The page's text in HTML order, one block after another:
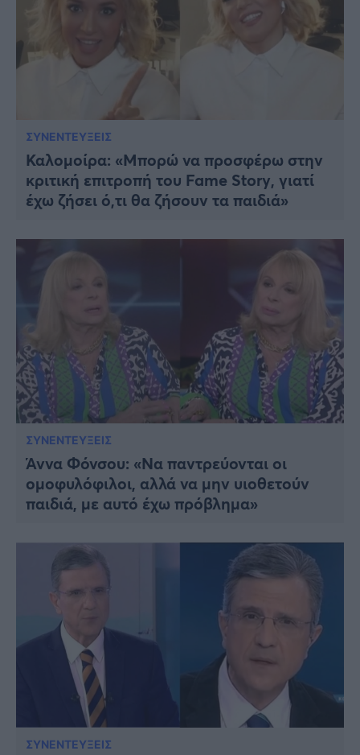
ΣΥΝΕΝΤΕΥΞΕΙΣ
Καλομοίρα: «Μπορώ να προσφέρω στην
κριτική επιτροπή του Fame Story, γιατί
έχω ζήσει ό,τι θα ζήσουν τα παιδιά»
ΣΥΝΕΝΤΕΥΞΕΙΣ
Άννα Φόνσου: «Να παντρεύονται οι
ομοφυλόφιλοι, αλλά να μην υιοθετούν
παιδιά, με αυτό έχω πρόβλημα»
ΣΥΝΕΝΤΕΥΞΕΙΣ